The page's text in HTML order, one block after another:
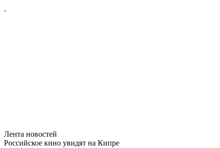
Лента новостей
Российское кино увидят на Кипре